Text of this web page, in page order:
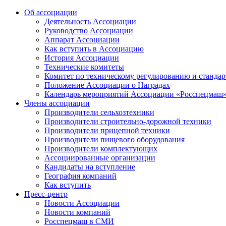
Об ассоциации
Деятельность Ассоциации
Руководство Ассоциации
Аппарат Ассоциации
Как вступить в Ассоциацию
История Ассоциации
Технические комитеты
Комитет по техническому регулированию и
Положение Ассоциации о Наградах
Календарь мероприятий Ассоциации «Росспецмаш»
Члены ассоциации
Производители сельхозтехники
Производители строительно-дорожной техники
Производители прицепной техники
Производители пищевого оборудования
Производители комплектующих
Ассоциированные организации
Кандидаты на вступление
География компаний
Как вступить
Пресс-центр
Новости Ассоциации
Новости компаний
Росспецмаш в СМИ